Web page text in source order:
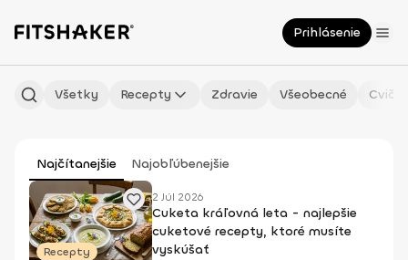
Prihlásenie
Všetky Recepty Zdravie Všeobecné
Najčítanejšie Najobľúbenejšie
Recepty
2 Júl 2026
Cuketa kráľovná leta - najlepšie
cuketové recepty, ktoré musíte
vyskúšať